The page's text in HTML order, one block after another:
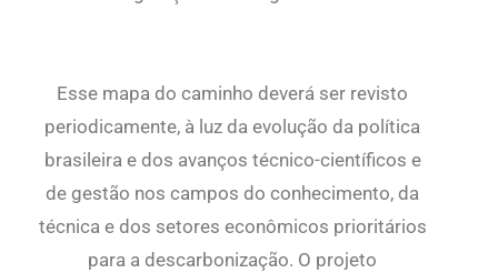
Esse mapa do caminho deverá ser revisto
periodicamente, à luz da evolução da política
brasileira e dos avanços técnico-científicos e
de gestão nos campos do conhecimento, da
técnica e dos setores econômicos prioritários
para a descarbonização. O projeto